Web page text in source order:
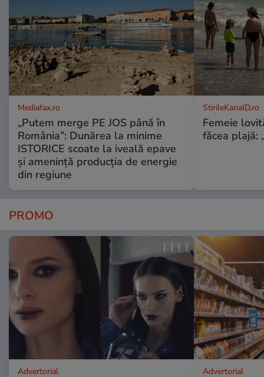
Mediafax.ro
„Putem merge PE JOS până în
România”: Dunărea la minime
ISTORICE scoate la iveală epave
și amenință producția de energie
din regiune
StirileKanalD.ro
Femeie
făcea plajă:
PROMO
Advertorial Advertorial